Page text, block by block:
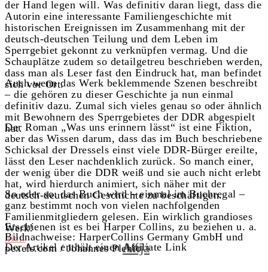
der Hand legen will. Was definitiv daran liegt, dass die
Autorin eine interessante Familiengeschichte mit
historischen Ereignissen im Zusammenhang mit der
deutsch-deutschen Teilung und dem Leben im
Sperrgebiet gekonnt zu verknüpfen vermag. Und die
Schauplätze zudem so detailgetreu beschrieben werden,
dass man als Leser fast den Eindruck hat, man befindet
sich vor Ort.
Auch wenn das Werk beklemmende Szenen beschreibt
– die gehören zu dieser Geschichte ja nun einmal
definitiv dazu. Zumal sich vieles genau so oder ähnlich
mit Bewohnern des Sperrgebietes der DDR abgespielt
hat.
Der Roman „Was uns erinnern lässt“ ist eine Fiktion,
aber das Wissen darum, dass das im Buch beschriebene
Schicksal der Dressels einst viele DDR-Bürger ereilte,
lässt den Leser nachdenklich zurück. So manch einer,
der wenig über die DDR weiß und sie auch nicht erlebt
hat, wird hierdurch animiert, sich näher mit der
deutsch-deutschen Geschichte zu beschäftigen.
So oder so: das Buch wird – einmal im Buchregal –
ganz bestimmt noch von vielen nachfolgenden
Familienmitgliedern gelesen. Ein wirklich grandioses
Werk!
Erschienen ist es bei Harper Collins, zu beziehen u. a.
hier.
Bildnachweise: HarperCollins Germany GmbH und
pexels.com /Johannes Plenio
Der Artikel enthält einen Affiliate Link
Anja